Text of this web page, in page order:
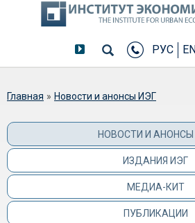
РУС
Вы здесь
Главная » Новости и анонсы ИЭГ
НОВОСТИ И АНОНСЫ
ИЗДАНИЯ ИЭГ
МЕДИА-КИТ
ПУБЛИКАЦИИ